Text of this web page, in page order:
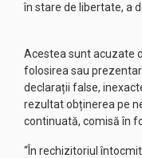
în stare de libertate, a
Acestea sunt acuzate
folosirea sau
declarații false,
rezultat obținerea pe
continuată, comisă în
“În rechizitoriul